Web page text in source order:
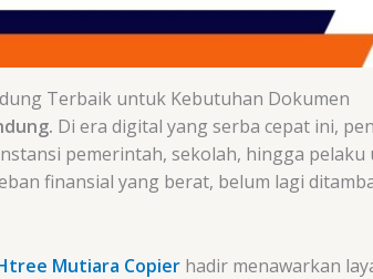
Terbaik untuk Kebutuhan Dokumen
Di era digital yang serba cepat ini,
pemerintah, sekolah, hingga
finansial yang berat, belum lagi
Mutiara Copierhadir menawarkan